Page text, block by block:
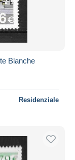
Blanche
Residenziale